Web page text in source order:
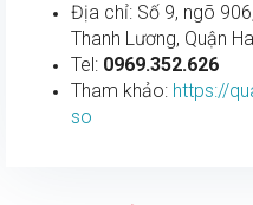
Địa chỉ: Số 9, ngõ
Thanh Lương, Quận
Tel: 0969.352.626
Tham khảo: https://
so